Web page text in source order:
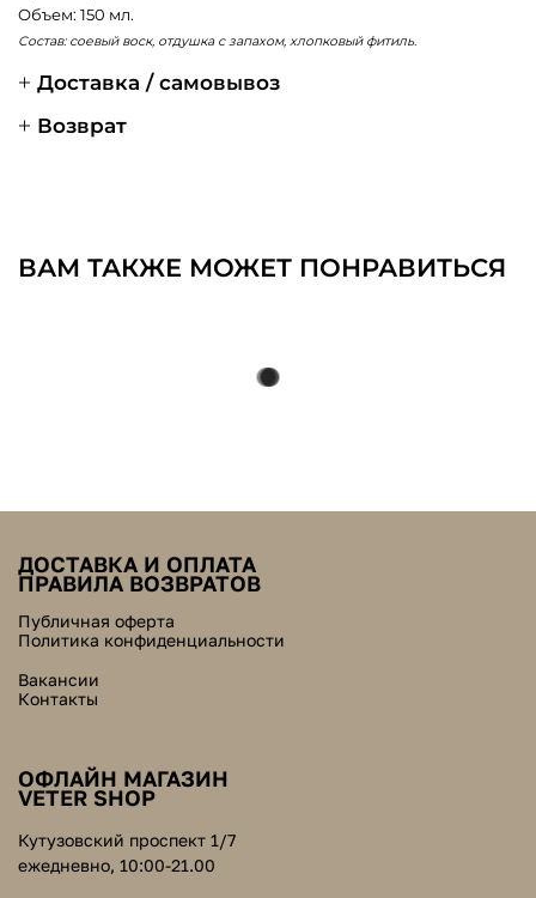
Объем: 150 мл.
Состав: соевый воск, отдушка с запахом, хлопковый фитиль.
Доставка / самовывоз
Возврат
ВАМ ТАКЖЕ МОЖЕТ ПОНРАВИТЬСЯ
ДОСТАВКА И ОПЛАТА
ПРАВИЛА ВОЗВРАТОВ
Публичная оферта
Политика конфиденциальности
Вакансии
Контакты
ОФЛАЙН МАГАЗИН
VETER SHOP
Кутузовский проспект 1/7
ежедневно, 10:00-21.00